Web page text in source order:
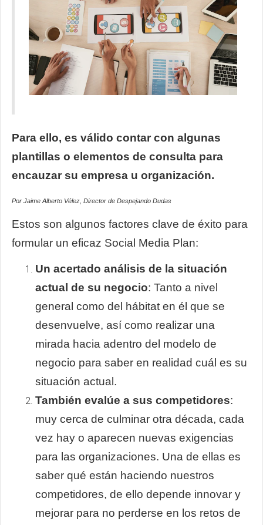
Para ello, es válido contar con algunas
plantillas o elementos de consulta para
encauzar su empresa u organización.
Por Jaime Alberto Vélez, Director de Despejando Dudas
Estos son algunos factores clave de éxito para
formular un eficaz Social Media Plan:
Un acertado análisis de la situación
actual de su negocio: Tanto a nivel
general como del hábitat en él que se
desenvuelve, así como realizar una
mirada hacia adentro del modelo de
negocio para saber en realidad cuál es su
situación actual.
También evalúe a sus competidores:
muy cerca de culminar otra década, cada
vez hay o aparecen nuevas exigencias
para las organizaciones. Una de ellas es
saber qué están haciendo nuestros
competidores, de ello depende innovar y
mejorar para no perderse en los retos de